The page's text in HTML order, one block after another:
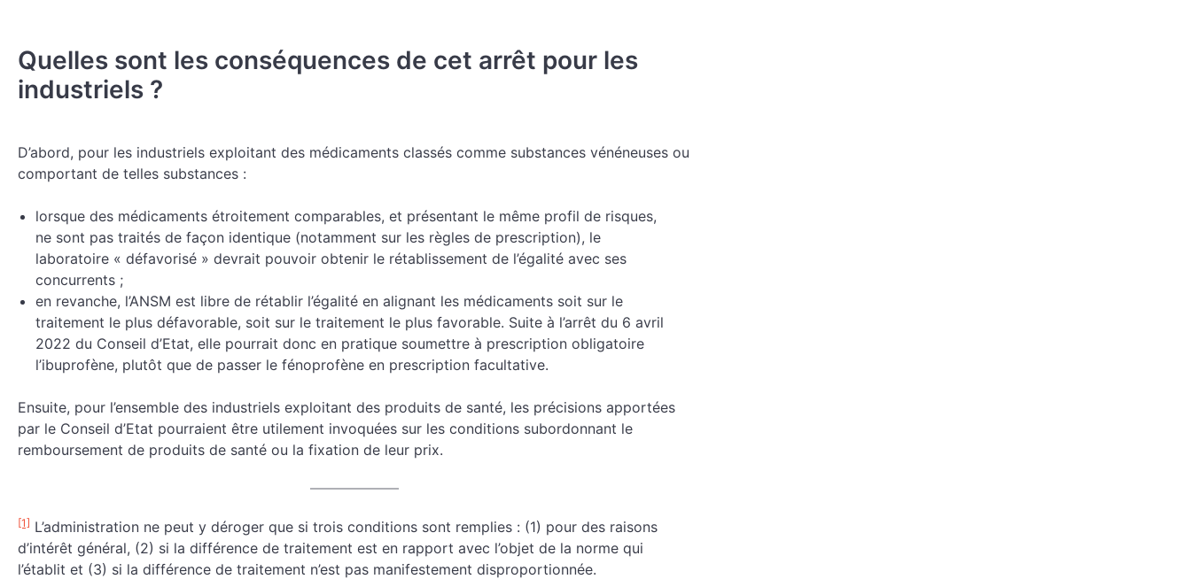
Quelles sont les conséquences de cet arrêt pour les
industriels ?
D’abord, pour les industriels exploitant des médicaments classés comme substances vénéneuses ou
comportant de telles substances :
lorsque des médicaments étroitement comparables, et présentant le même profil de risques,
ne sont pas traités de façon identique (notamment sur les règles de prescription), le
laboratoire « défavorisé » devrait pouvoir obtenir le rétablissement de l’égalité avec ses
concurrents ;
en revanche, l’ANSM est libre de rétablir l’égalité en alignant les médicaments soit sur le
traitement le plus défavorable, soit sur le traitement le plus favorable. Suite à l’arrêt du 6 avril
2022 du Conseil d’Etat, elle pourrait donc en pratique soumettre à prescription obligatoire
l’ibuprofène, plutôt que de passer le fénoprofène en prescription facultative.
Ensuite, pour l’ensemble des industriels exploitant des produits de santé, les précisions apportées
par le Conseil d’Etat pourraient être utilement invoquées sur les conditions subordonnant le
remboursement de produits de santé ou la fixation de leur prix.
[1] L’administration ne peut y déroger que si trois conditions sont remplies : (1) pour des raisons
d’intérêt général, (2) si la différence de traitement est en rapport avec l’objet de la norme qui
l’établit et (3) si la différence de traitement n’est pas manifestement disproportionnée.